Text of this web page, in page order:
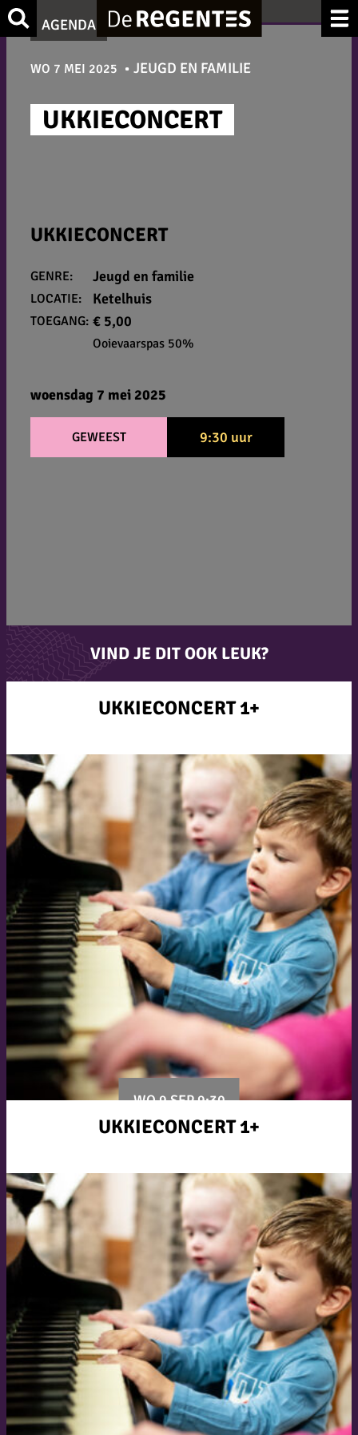
Ga
naar
Zoek
AGENDA
WO 7 MEI 2025 JEUGD EN FAMILIE
UKKIECONCERT
UKKIECONCERT
GENRE: Jeugd en familie
LOCATIE: Ketelhuis
TOEGANG: € 5,00
Ooievaarspas 50%
woensdag 7 mei 2025
GEWEEST 9:30 uur
VIND JE DIT OOK LEUK?
UKKIECONCERT 1+
WO 9 SEP 9:30
UKKIECONCERT 1+